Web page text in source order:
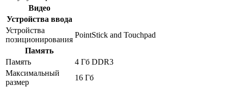
Видео
Устройства ввода
Устройства
позиционирования
PointStick and Touchpad
Память
Память
4 Гб DDR3
Максимальный
размер
16 Гб